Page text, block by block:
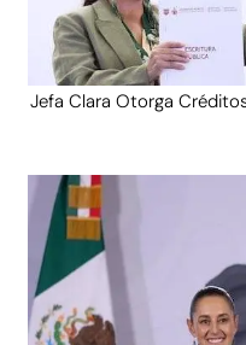
Jefa Clara Otorga